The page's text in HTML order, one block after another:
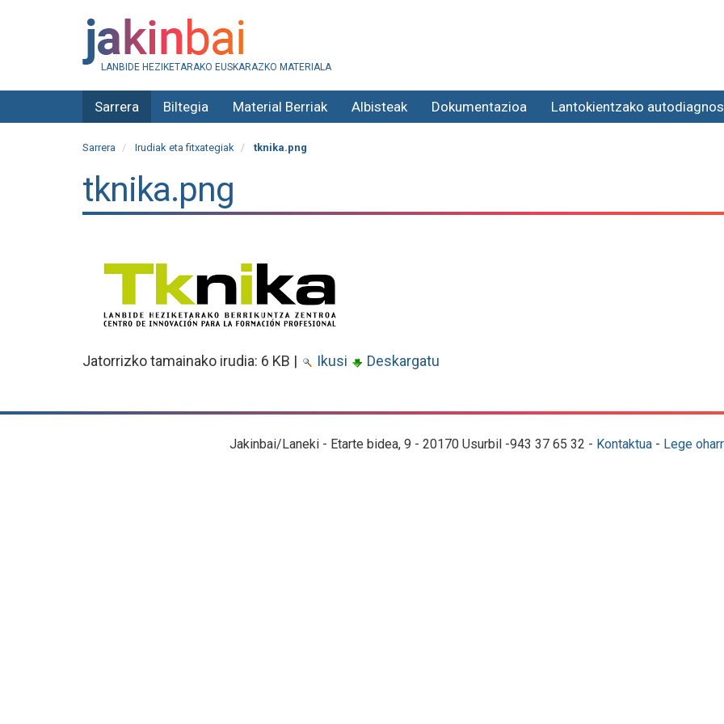
LANBIDE HEZIKETARAKO EUSKARAZKO MATERIALA
Sarrera Biltegia Material Berriak Albisteak Dokumentazioa Lantokientzako
Sarrera Irudiak eta fitxategiak tknika.png
tknika.png
Jatorrizko tamainako irudia: 6 KB | Ikusi Deskargatu
Jakinbai/Laneki - Etarte bidea, 9 - 20170 Usurbil -943 37 65 32 - Kontaktua- Lege